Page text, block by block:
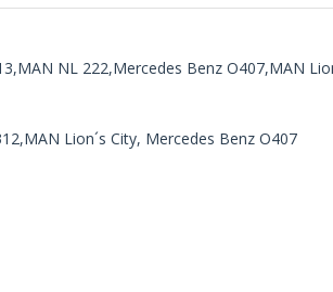
NL 222,Mercedes Benz O407,MAN
Lion´s City, Mercedes Benz O407